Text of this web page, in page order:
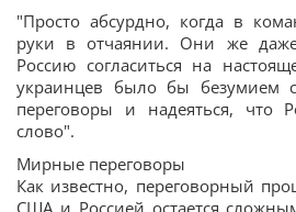
"Просто абсурдно, когда в
руки в отчаянии. Они же даже
Россию согласиться на
украинцев было бы безумием
переговоры и надеяться, что
слово".
Мирные переговоры
Как известно, переговорный
США и Россией остается